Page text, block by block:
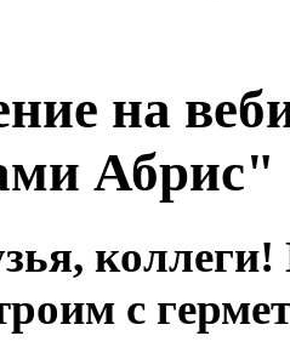
на
Абрис"
с